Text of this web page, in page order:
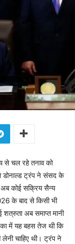
से चल रहे तनाव को
डोनाल्ड ट्रंप ने संसद के
अब कोई सक्रिय सैन्य
के बाद से किसी भी
अब समाप्त मानी
में यह बहस तेज थी कि
लेनी चाहिए थी। ट्रंप ने